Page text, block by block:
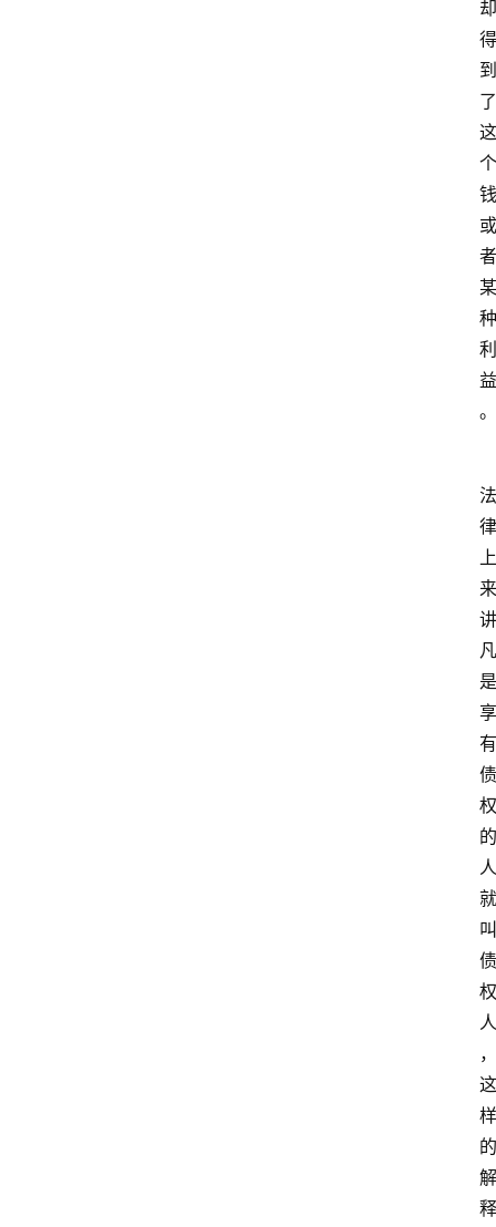
却
得
到
了
这
个
钱
或
者
某
种
利
益
。
法
律
上
来
讲
凡
是
享
有
债
权
的
人
就
叫
债
权
人
，
这
样
的
解
释